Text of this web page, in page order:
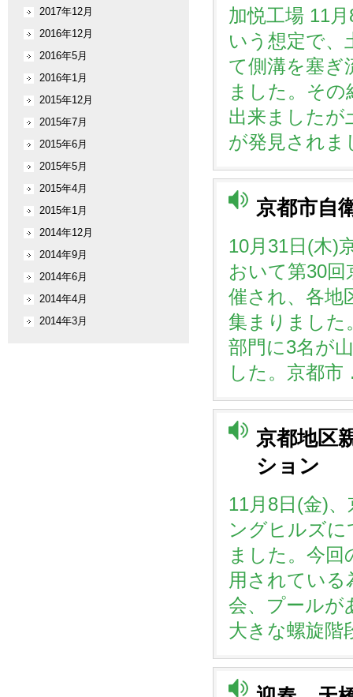
加悦工場 11
いう想定で、
て側溝を塞ぎ
ました。そ
出来ましたが
が発見され
京都市自
10月31日(木)
おいて第30回
催され、各地
集まりました
部門に3名が
した。京都
京都地区
ション
11月8日(金)
ングヒルズに
ました。今回
用されている
会、プールが
大きな螺旋
2017年12月
2016年12月
2016年5月
2016年1月
2015年12月
2015年7月
2015年6月
2015年5月
2015年4月
2015年1月
2014年12月
2014年9月
2014年6月
2014年4月
2014年3月